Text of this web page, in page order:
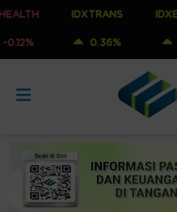
IDXTRANS
0.36%
IDXENERGY
1.55%